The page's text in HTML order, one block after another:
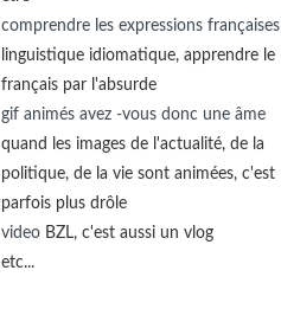
comprendre les expressions françaises
linguistique idiomatique, apprendre le
français par l'absurde
gif animés avez -vous donc une âme
quand les images de l'actualité, de la
politique, de la vie sont animées, c'est
parfois plus drôle
video BZL, c'est aussi un vlog
etc...